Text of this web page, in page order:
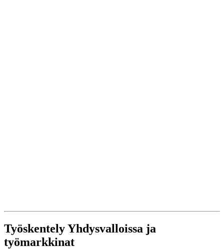
Työskentely Yhdysvalloissa ja
työmarkkinat